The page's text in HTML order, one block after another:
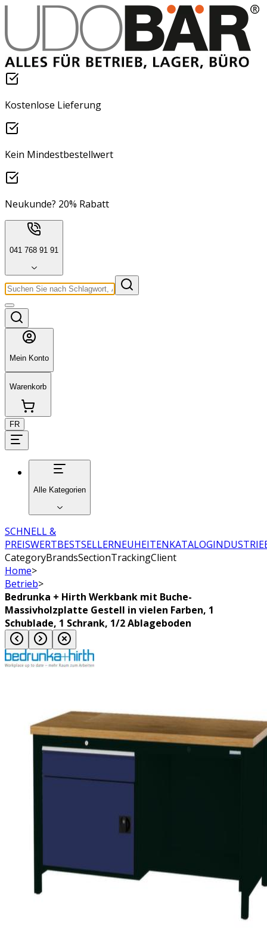
Kostenlose Lieferung
Kein Mindestbestellwert
Neukunde? 20% Rabatt
041 768 91 91
Mein Konto
Warenkorb
FR
Alle Kategorien
SCHNELL &
PREISWERTBESTSELLERNEUHEITENKATALOG
CategoryBrandsSectionTrackingClient
Home>
Betrieb>
Bedrunka + Hirth Werkbank mit Buche-
Massivholzplatte Gestell in vielen Farben, 1
Schublade, 1 Schrank, 1/2 Ablageboden